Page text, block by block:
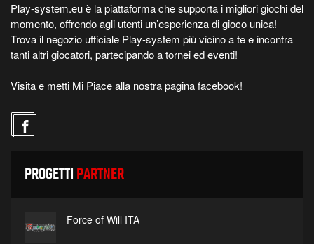
Play-system.eu è la piattaforma che supporta i migliori giochi del
momento, offrendo agli utenti un’esperienza di gioco unica!
Trova il negozio ufficiale Play-system più vicino a te e incontra
tanti altri giocatori, partecipando a tornei ed eventi!
Visita e metti Mi Piace alla nostra pagina facebook!
PROGETTIPARTNER
Force of Will ITA